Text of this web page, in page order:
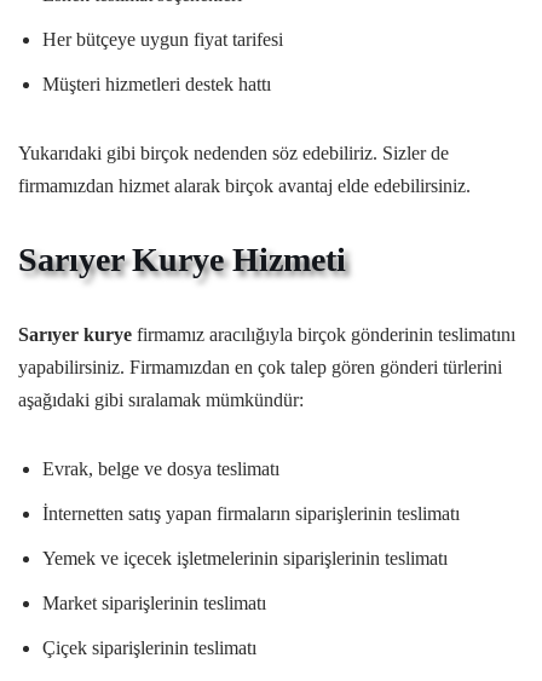
Her bütçeye uygun fiyat tarifesi
Müşteri hizmetleri destek hattı
Yukarıdaki gibi birçok nedenden söz edebiliriz. Sizler de
firmamızdan hizmet alarak birçok avantaj elde edebilirsiniz.
Sarıyer Kurye Hizmeti
Sarıyer kurye firmamız aracılığıyla birçok gönderinin teslimatını
yapabilirsiniz. Firmamızdan en çok talep gören gönderi türlerini
aşağıdaki gibi sıralamak mümkündür:
Evrak, belge ve dosya teslimatı
İnternetten satış yapan firmaların siparişlerinin teslimatı
Yemek ve içecek işletmelerinin siparişlerinin teslimatı
Market siparişlerinin teslimatı
Çiçek siparişlerinin teslimatı